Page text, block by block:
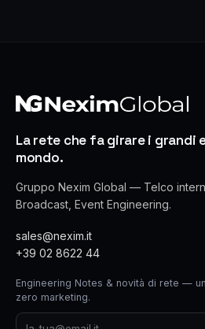
La rete che fa girare i grandi
mondo.
Gruppo Nexim Global — Telco
Broadcast, Event Engineering.
sales@nexim.it
+39 02 8622 44
Engineering Notes & novità di rete —
zero marketing.